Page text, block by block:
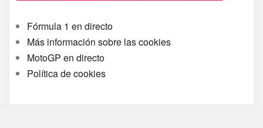
Fórmula 1 en directo
Más información sobre las cookies
MotoGP en directo
Política de cookies